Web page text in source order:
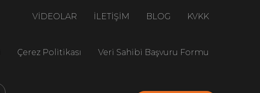
VİDEOLAR İLETİŞİM BLOG KVKK
Çerez Politikası Veri Sahibi Başvuru Formu